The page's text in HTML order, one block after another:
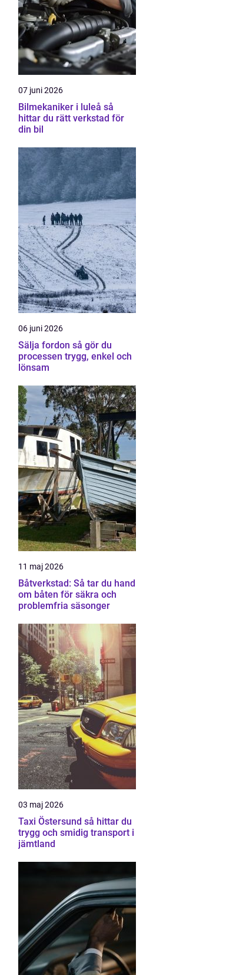
07 juni 2026
Bilmekaniker i luleå så
hittar du rätt verkstad för
din bil
06 juni 2026
Sälja fordon så gör du
processen trygg, enkel och
lönsam
11 maj 2026
Båtverkstad: Så tar du hand
om båten för säkra och
problemfria säsonger
03 maj 2026
Taxi Östersund så hittar du
trygg och smidig transport i
jämtland